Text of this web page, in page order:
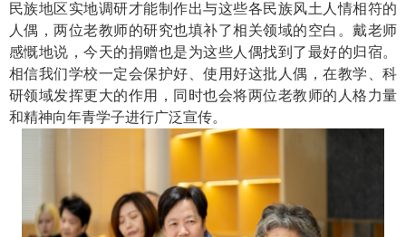
民族地区实地调研才能制作出与这些各民族风土人情相符的
人偶，两位老教师的研究也填补了相关领域的空白。戴老师
感慨地说，今天的捐赠也是为这些人偶找到了最好的归宿。
相信我们学校一定会保护好、使用好这批人偶，在教学、科
研领域发挥更大的作用，同时也会将两位老教师的人格力量
和精神向年青学子进行广泛宣传。